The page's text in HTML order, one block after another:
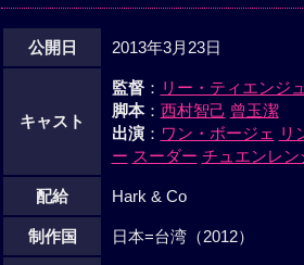
公開日 2013年3月23日
キャスト
監督： リー・ティエンジ
脚本： 西村智己 曾玉潔
出演： ワン・ボージェ リ
ー スーダー チュエンレ
配給 Hark & Co
制作国 日本=台湾（2012）